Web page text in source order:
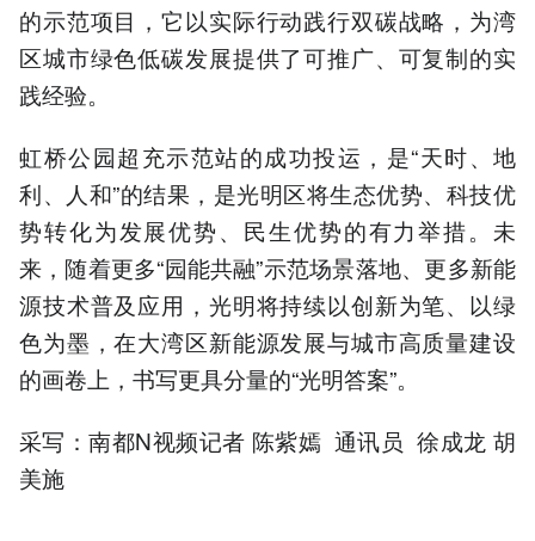
的示范项目，它以实际行动践行双碳战略，为湾
区城市绿色低碳发展提供了可推广、可复制的实
践经验。
虹桥公园超充示范站的成功投运，是“天时、地
利、人和”的结果，是光明区将生态优势、科技优
势转化为发展优势、民生优势的有力举措。未
来，随着更多“园能共融”示范场景落地、更多新能
源技术普及应用，光明将持续以创新为笔、以绿
色为墨，在大湾区新能源发展与城市高质量建设
的画卷上，书写更具分量的“光明答案”。
采写：南都N视频记者 陈紫嫣 通讯员 徐成龙 胡
美施